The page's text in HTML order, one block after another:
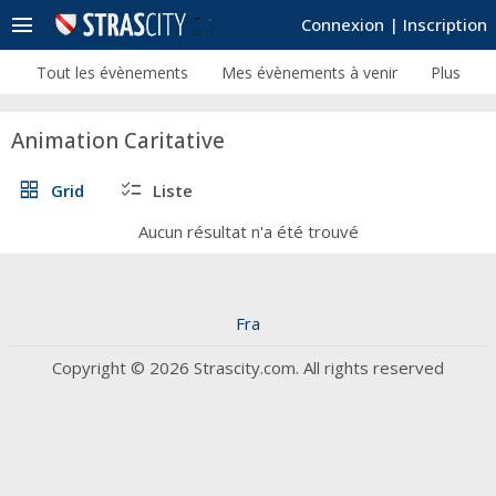
Connexion | Inscription
menu
Tout les évènements Mes évènements à venir Plus
Animation Caritative
grid_view Grid checklist Liste
Aucun résultat n'a été trouvé
Fra
Copyright © 2026 Strascity.com. All rights reserved